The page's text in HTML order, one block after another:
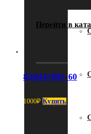
Перейти в
8Д0447005-60
1000₽ Купить